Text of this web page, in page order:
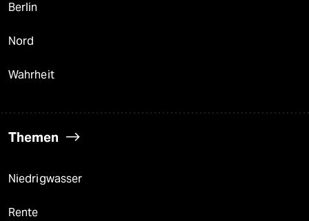
Berlin
Nord
Wahrheit
Themen
Niedrigwasser
Rente